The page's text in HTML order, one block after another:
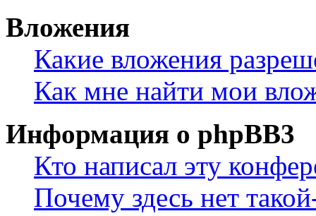
Вложения
Какие вложения
Как мне найти мои
Информация о phpBB3
Кто написал эту
Почему здесь нет